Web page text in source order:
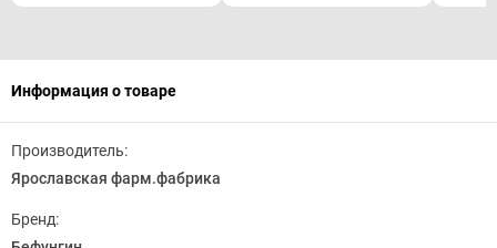
Информация о товаре
Производитель:
Ярославская фарм.фабрика
Бренд: